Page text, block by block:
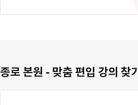
종로 본원 - 맞춤 편입 강의 찾기